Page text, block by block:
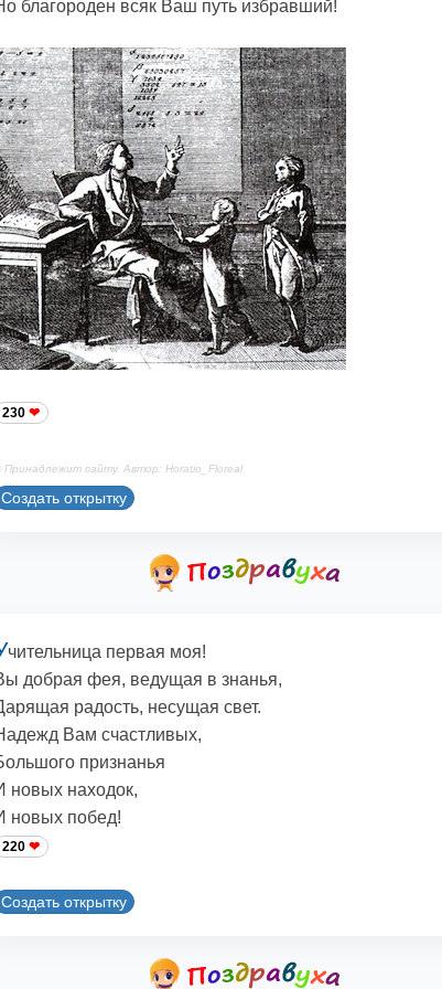
благороден всяк Ваш путь избравший!
230
Принадлежит сайту. Автор: Horatio_Floreal
Создать открытку
чительница первая моя!
добрая фея, ведущая в знанья,
радость, несущая свет.
Вам счастливых,
признанья
новых находок,
новых побед!
220
Создать открытку